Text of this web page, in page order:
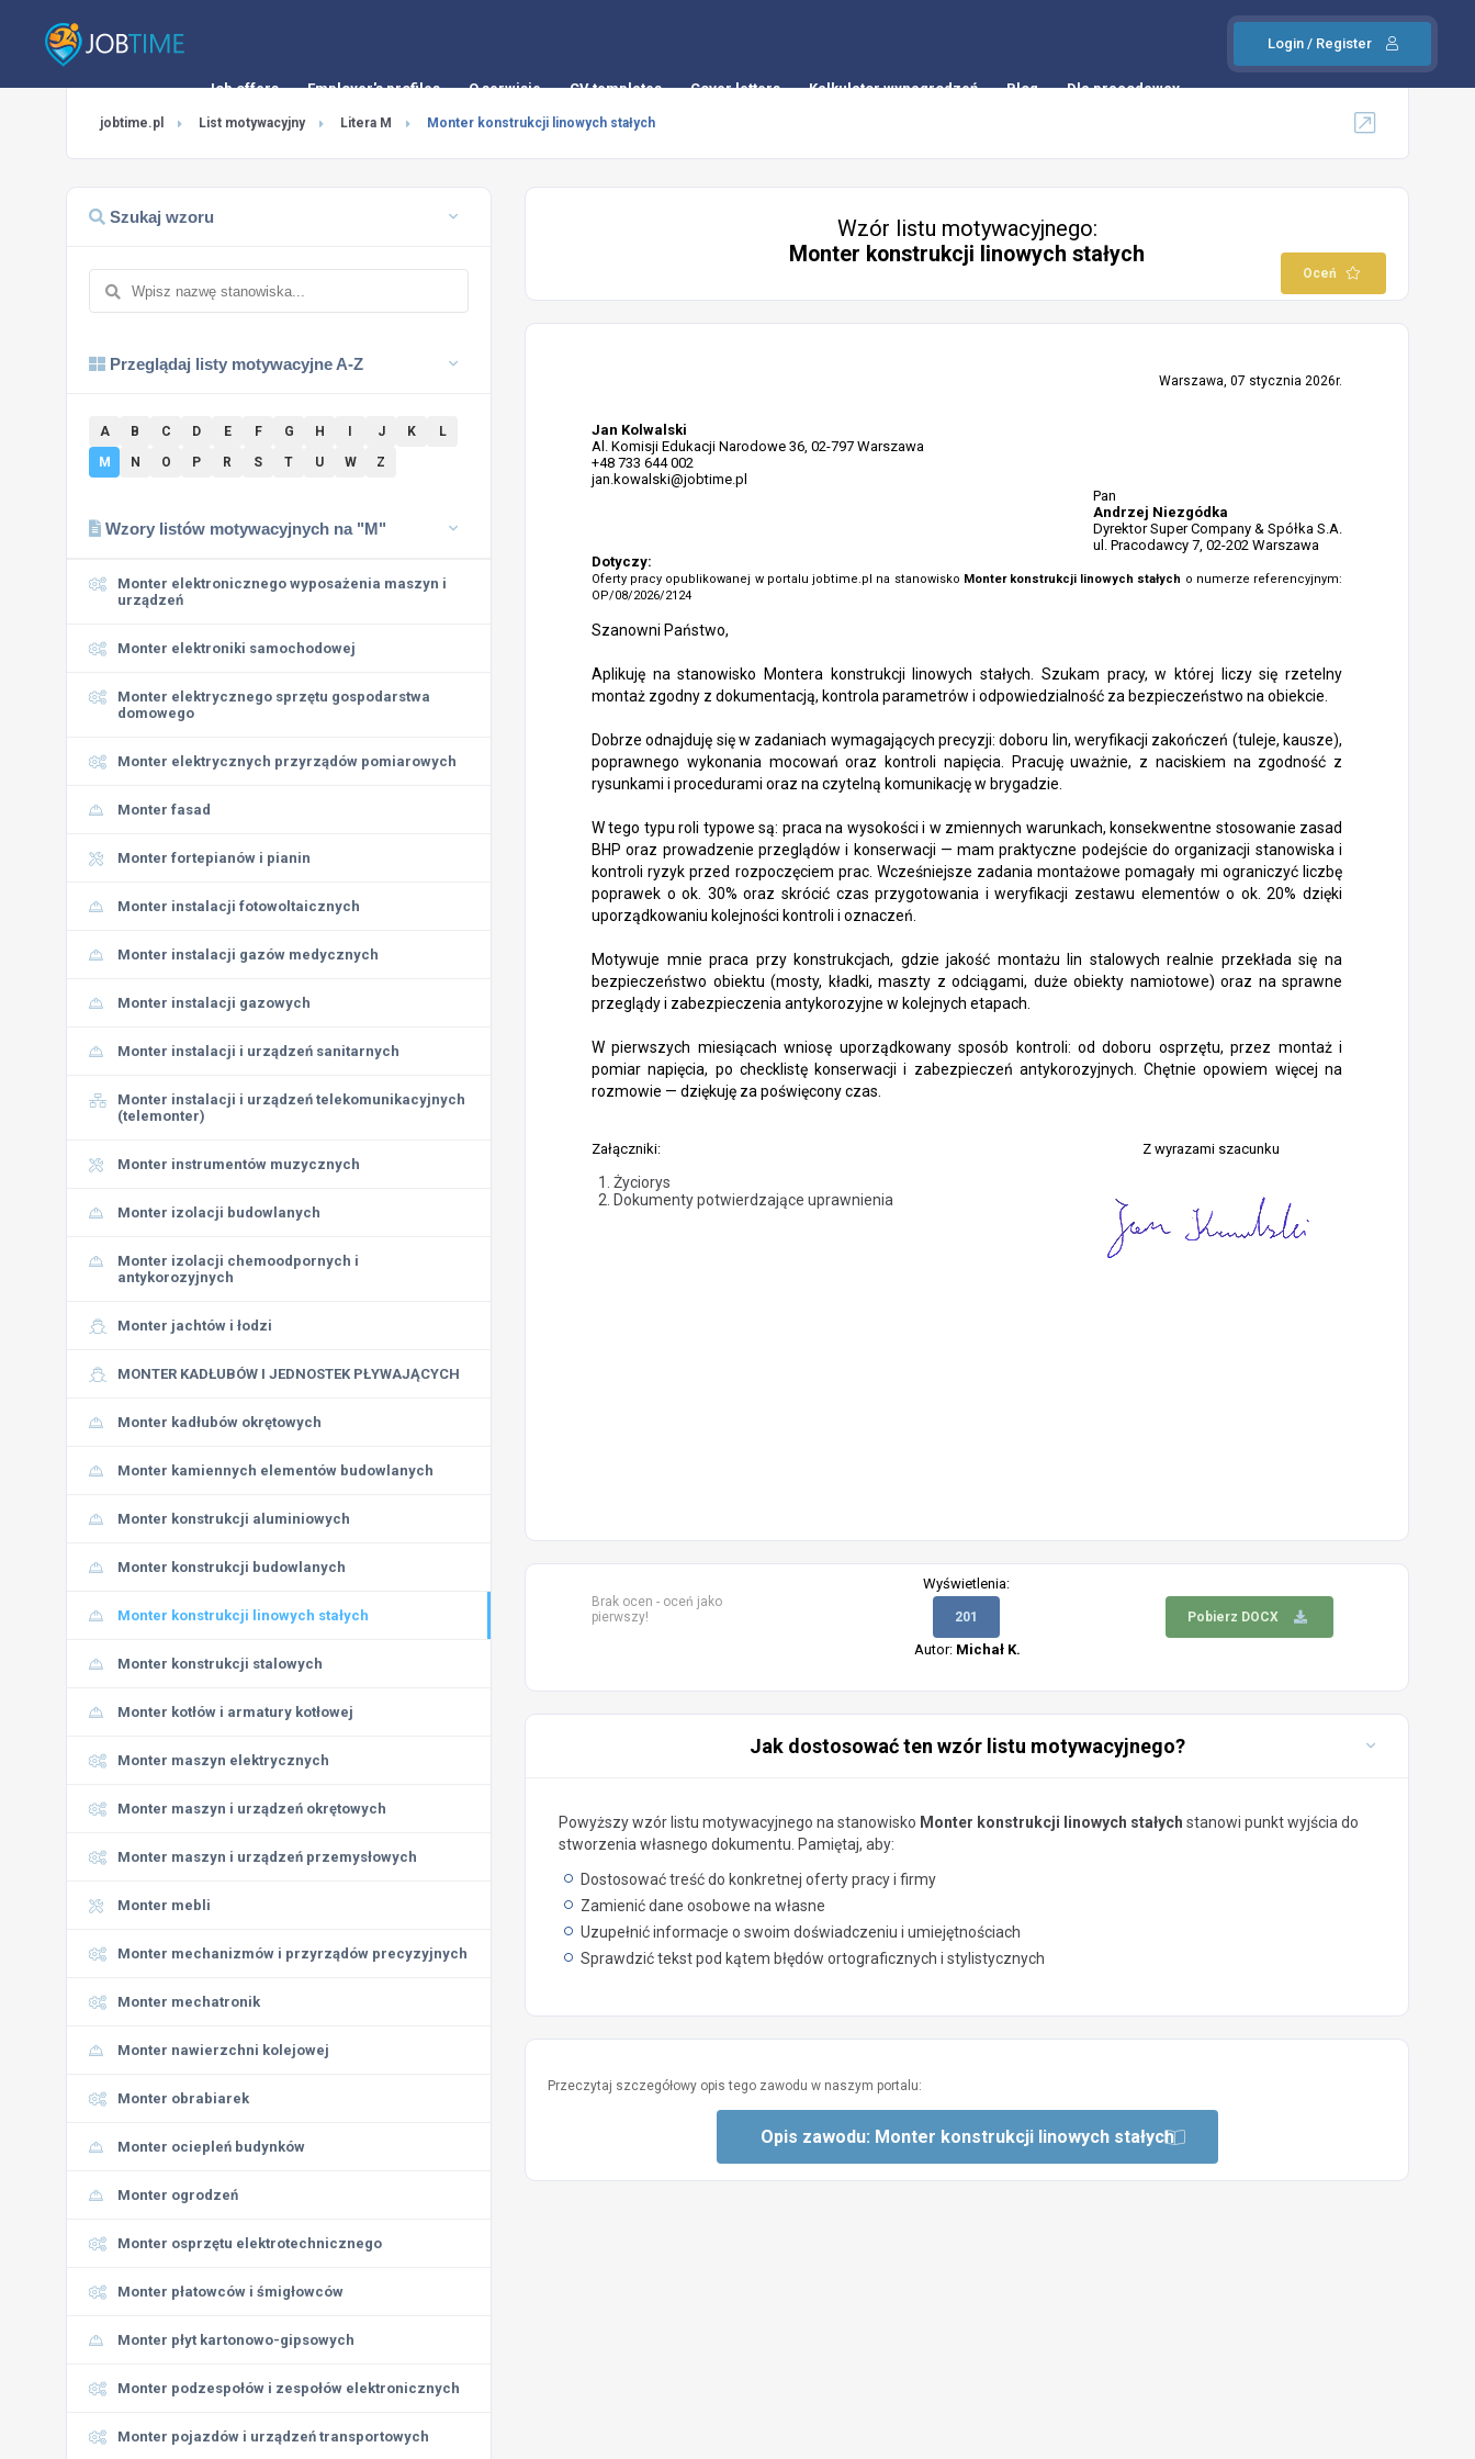
Login / Register
Job offers Employer's profiles O serwisie CV templates Cover letters Kalkulator wynagrodzeń Blog Dla pracodawcy
jobtime.pl List motywacyjny Litera M Monter konstrukcji linowych stałych
Szukaj wzoru
Przeglądaj listy motywacyjne A-Z
A B C D E F G H J K
L
M
N O P R S T U W Z
Wzory listów motywacyjnych na "M"
Monter elektronicznego wyposażenia maszyn i
urządzeń
Monter elektroniki samochodowej
Monter elektrycznego sprzętu gospodarstwa
domowego
Monter elektrycznych przyrządów pomiarowych
Monter fasad
Monter fortepianów i pianin
Monter instalacji fotowoltaicznych
Monter instalacji gazów medycznych
Monter instalacji gazowych
Monter instalacji i urządzeń sanitarnych
Monter instalacji i urządzeń telekomunikacyjnych
(telemonter)
Monter instrumentów muzycznych
Monter izolacji budowlanych
Monter izolacji chemoodpornych i
antykorozyjnych
Monter jachtów i łodzi
MONTER KADŁUBÓW I JEDNOSTEK PŁYWAJĄCYCH
Monter kadłubów okrętowych
Monter kamiennych elementów budowlanych
Monter konstrukcji aluminiowych
Monter konstrukcji budowlanych
Monter konstrukcji linowych stałych
Monter konstrukcji stalowych
Monter kotłów i armatury kotłowej
Monter maszyn elektrycznych
Monter maszyn i urządzeń okrętowych
Monter maszyn i urządzeń przemysłowych
Monter mebli
Monter mechanizmów i przyrządów precyzyjnych
Monter mechatronik
Monter nawierzchni kolejowej
Monter obrabiarek
Monter ociepleń budynków
Monter ogrodzeń
Monter osprzętu elektrotechnicznego
Monter płatowców i śmigłowców
Monter płyt kartonowo-gipsowych
Monter podzespołów i zespołów elektronicznych
Monter pojazdów i urządzeń transportowych
Wzór listu motywacyjnego:
Monter konstrukcji linowych stałych
Oceń
Warszawa, 07 stycznia 2026r.
Jan Kolwalski
Al. Komisji Edukacji Narodowe 36, 02-797 Warszawa
+48 733 644 002
jan.kowalski@jobtime.pl
Pan
Andrzej Niezgódka
Dyrektor Super Company & Spółka S.A.
ul. Pracodawcy 7, 02-202 Warszawa
Dotyczy:
Oferty pracy opublikowanej w portalu jobtime.pl na stanowisko Monter konstrukcji linowych stałych o numerze referencyjnym:
OP/08/2026/2124
Szanowni Państwo,
Aplikuję na stanowisko Montera konstrukcji linowych stałych. Szukam pracy, w której liczy się rzetelny
montaż zgodny z dokumentacją, kontrola parametrów i odpowiedzialność za bezpieczeństwo na obiekcie.
Dobrze odnajduję się w zadaniach wymagających precyzji: doboru lin, weryfikacji zakończeń (tuleje, kausze),
poprawnego wykonania mocowań oraz kontroli napięcia. Pracuję uważnie, z naciskiem na zgodność z
rysunkami i procedurami oraz na czytelną komunikację w brygadzie.
W tego typu roli typowe są: praca na wysokości i w zmiennych warunkach, konsekwentne stosowanie zasad
BHP oraz prowadzenie przeglądów i konserwacji — mam praktyczne podejście do organizacji stanowiska i
kontroli ryzyk przed rozpoczęciem prac. Wcześniejsze zadania montażowe pomagały mi ograniczyć liczbę
poprawek o ok. 30% oraz skrócić czas przygotowania i weryfikacji zestawu elementów o ok. 20% dzięki
uporządkowaniu kolejności kontroli i oznaczeń.
Motywuje mnie praca przy konstrukcjach, gdzie jakość montażu lin stalowych realnie przekłada się na
bezpieczeństwo obiektu (mosty, kładki, maszty z odciągami, duże obiekty namiotowe) oraz na sprawne
przeglądy i zabezpieczenia antykorozyjne w kolejnych etapach.
W pierwszych miesiącach wniosę uporządkowany sposób kontroli: od doboru osprzętu, przez montaż i
pomiar napięcia, po checklistę konserwacji i zabezpieczeń antykorozyjnych. Chętnie opowiem więcej na
rozmowie — dziękuję za poświęcony czas.
Załączniki:
Życiorys
Dokumenty potwierdzające uprawnienia
Z wyrazami szacunku
Brak ocen - oceń jako
pierwszy!
Wyświetlenia:
201 Pobierz DOCX
Autor: Michał K.
Jak dostosować ten wzór listu motywacyjnego?
Powyższy wzór listu motywacyjnego na stanowisko Monter konstrukcji linowych stałych stanowi punkt wyjścia do
stworzenia własnego dokumentu. Pamiętaj, aby:
Dostosować treść do konkretnej oferty pracy i firmy
Zamienić dane osobowe na własne
Uzupełnić informacje o swoim doświadczeniu i umiejętnościach
Sprawdzić tekst pod kątem błędów ortograficznych i stylistycznych
Przeczytaj szczegółowy opis tego zawodu w naszym portalu:
Opis zawodu: Monter konstrukcji linowych stałych